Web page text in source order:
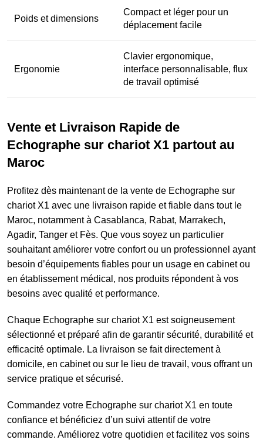
Poids et dimensions
Compact et léger pour un
déplacement facile
Ergonomie
Clavier ergonomique,
interface personnalisable, flux
de travail optimisé
Vente et Livraison Rapide de
Echographe sur chariot X1 partout au
Maroc
Profitez dès maintenant de la vente de Echographe sur
chariot X1 avec une livraison rapide et fiable dans tout le
Maroc, notamment à Casablanca, Rabat, Marrakech,
Agadir, Tanger et Fès. Que vous soyez un particulier
souhaitant améliorer votre confort ou un professionnel ayant
besoin d’équipements fiables pour un usage en cabinet ou
en établissement médical, nos produits répondent à vos
besoins avec qualité et performance.
Chaque Echographe sur chariot X1 est soigneusement
sélectionné et préparé afin de garantir sécurité, durabilité et
efficacité optimale. La livraison se fait directement à
domicile, en cabinet ou sur le lieu de travail, vous offrant un
service pratique et sécurisé.
Commandez votre Echographe sur chariot X1 en toute
confiance et bénéficiez d’un suivi attentif de votre
commande. Améliorez votre quotidien et facilitez vos soins